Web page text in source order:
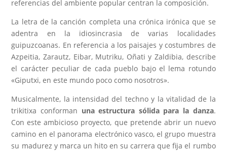
referencias del ambiente popular centran la composición.
La letra de la canción completa una crónica irónica que se
adentra en la idiosincrasia de varias localidades
guipuzcoanas. En referencia a los paisajes y costumbres de
Azpeitia, Zarautz, Eibar, Mutriku, Oñati y Zaldibia, describe
el carácter peculiar de cada pueblo bajo el lema rotundo
«Giputxi, en este mundo poco como nosotros».
Musicalmente, la intensidad del techno y la vitalidad de la
trikitixa conforman una estructura sólida para la danza.
Con este ambicioso proyecto, que pretende abrir un nuevo
camino en el panorama electrónico vasco, el grupo muestra
su madurez y marca un hito en su carrera que fija el rumbo